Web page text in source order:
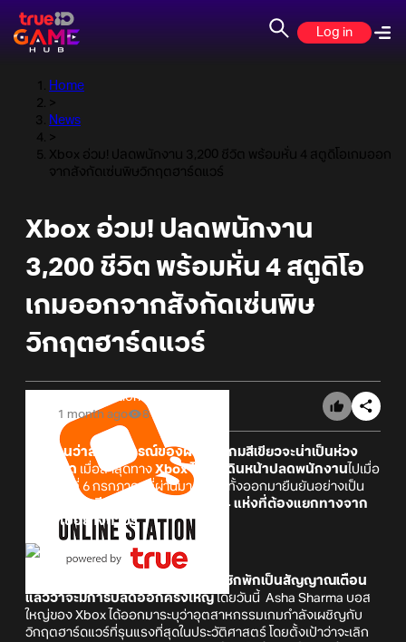
Log in
Home
>
News
>
Xbox อ่วม! ปลดพนักงาน 3,200 ชีวิต พร้อมหั่น 4 สตูดิโอเกมออก
จากสังกัดเซ่นพิษวิกฤตฮาร์ดแวร์
Xbox อ่วม! ปลดพนักงาน
3,200 ชีวิต พร้อมหั่น 4 สตูดิโอ
เกมออกจากสังกัดเซ่นพิษ
วิกฤตฮาร์ดแวร์
Online Station
1 month ago
8
ดูเหมือนว่าสถานการณ์ของฝั่งค่ายเกมสีเขียวจะน่าเป็นห่วง
กว่าที่คิด เมื่อล่าสุดทาง Xbox ได้เริ่มเดินหน้าปลดพนักงาน ไปเมื่อ
วันจันทร์ที่ 6 กรกฎาคมที่ผ่านมา พร้อมทั้งออกมายืนยันอย่างเป็น
ทางการว่าจะมีสตูดิโอพัฒนาเกมถึง 4 แห่งที่ต้องแยกทางจาก
บริษัทไปอย่างถาวร
ก่อนหน้านี้ก็มีกระแสข่าวลือออกมาซักพักเป็นสัญญาณเตือน
แล้วว่าจะมีการปลดออกครั้งใหญ่โดยวันนี้ Asha Sharma บอส
ใหญ่ของ Xbox ได้ออกมาระบุว่าอุตสาหกรรมเกมกำลังเผชิญกับ
วิกฤตฮาร์ดแวร์ที่รุนแรงที่สุดในประวัติศาสตร์ โดยตั้งเป้าว่าจะเลิก